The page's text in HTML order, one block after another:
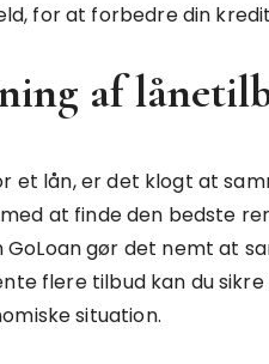
for at forbedre din
af
et lån, er det klogt at
at finde den bedste
gør det nemt at
flere tilbud kan du
situation.